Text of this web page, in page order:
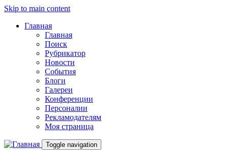
Skip to main content
Главная
Главная
Поиск
Рубрикатор
Новости
События
Блоги
Галереи
Конференции
Персоналии
Рекламодателям
Моя страница
Toggle navigation